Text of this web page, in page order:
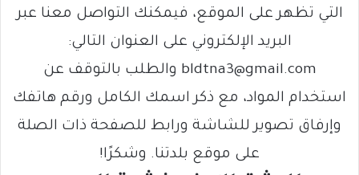
التي تظهر على الموقع، فيمكنك التواصل معنا عبر
البريد الإلكتروني على العنوان التالي:
bldtna3@gmail.com والطلب بالتوقف عن
استخدام المواد، مع ذكر اسمك الكامل ورقم هاتفك
وإرفاق تصوير للشاشة ورابط للصفحة ذات الصلة
على موقع بلدتنا. وشكرًا!